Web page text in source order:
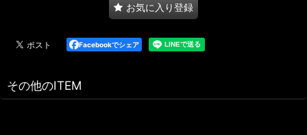
お気に入り登録
Facebookでシェア
その他のITEM